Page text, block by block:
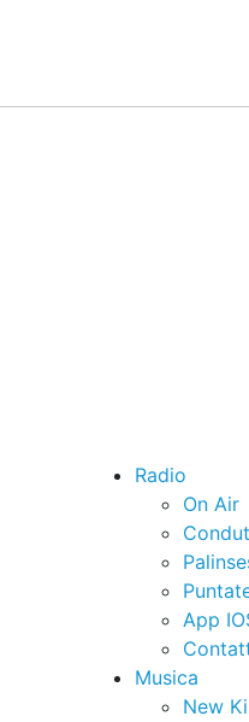
Radio
On Air
App
Musica
New